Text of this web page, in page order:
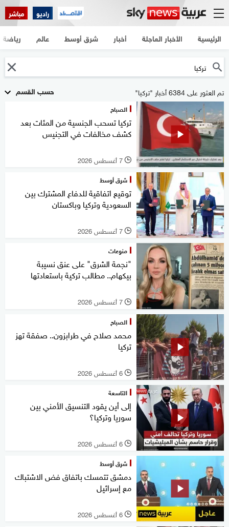
راديو مباشر
الرئيسية الأخبار العاجلة أخبار شرق أوسط عالم رياضة
حسب القسم تم العثور على 6384 أخبار "تركيا"
الصباح
تركيا تسحب الجنسية من المئات بعد
كشف مخالفات في التجنيس
l 7 أغسطس 2026
شرق أوسط
توقيع اتفاقية للدفاع المشترك بين
السعودية وتركيا وباكستان
l 7 أغسطس 2026
منوعات
"نجمة الشرق" على عنق نسيبة
بيكهام.. مطالب تركية باستعادتها
l 7 أغسطس 2026
الصباح
محمد صلاح في طرابزون.. صفقة تهز
تركيا
l 6 أغسطس 2026
التاسعة
إلى أين يقود التنسيق الأمني بين
سوريا وتركيا؟
l 6 أغسطس 2026
شرق أوسط
دمشق تتمسك باتفاق فض الاشتباك
مع إسرائيل
l 6 أغسطس 2026